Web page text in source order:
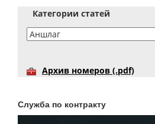
Категории статей
Архив номеров (.pdf)
Служба по контракту